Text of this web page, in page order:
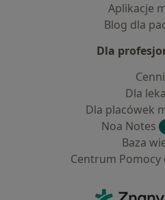
Aplikacje
Blog dla
Dla
Dla
Dla placówek
Noa Notes
Baza
Centrum Pomocy